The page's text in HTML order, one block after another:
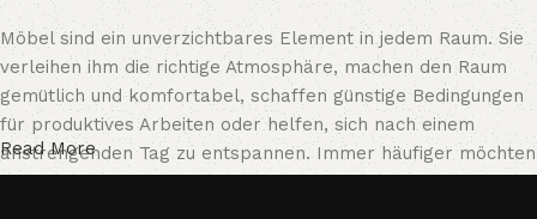
Möbel sind ein unverzichtbares Element in jedem Raum. Sie
verleihen ihm die richtige Atmosphäre, machen den Raum
gemütlich und komfortabel, schaffen günstige Bedingungen
für produktives Arbeiten oder helfen, sich nach einem
anstrengenden Tag zu entspannen. Immer häufiger möchten
Kunden eine Bestellung in einem Online-Shop aufgeben, wo
Read More